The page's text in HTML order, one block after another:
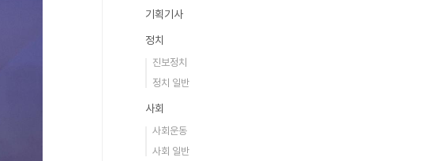
기획기사
정치
진보정치
정치 일반
사회
사회운동
사회 일반